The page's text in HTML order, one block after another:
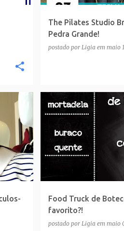
The Pilates Studio
Pedra Grande!
postado por Ligia em maio
Food Truck de
favorito?!
postado por Ligia em maio